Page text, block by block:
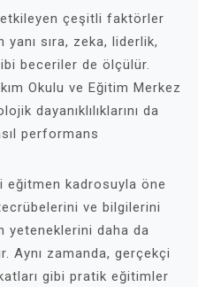
etkileyen çeşitli faktörler
sıra, zeka, liderlik,
beceriler de ölçülür.
Okulu ve Eğitim Merkez
dayanıklılıklarını da
performans
eğitmen kadrosuyla öne
ve bilgilerini
yeteneklerini daha da
Aynı zamanda, gerçekçi
gibi pratik eğitimler